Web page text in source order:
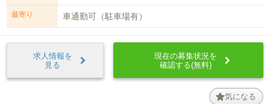
最寄り 車通勤可（駐車場有）
求人情報を
見る
現在の募集状況を
確認する(無料)
気になる